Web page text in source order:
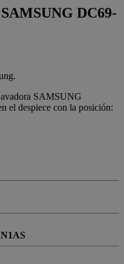
DC69-
SAMSUNG
el despiece con la posición: